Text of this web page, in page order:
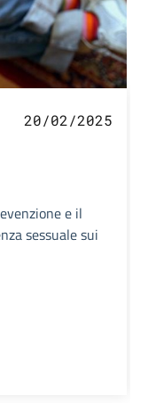
20/02/2025
e il
sessuale sui